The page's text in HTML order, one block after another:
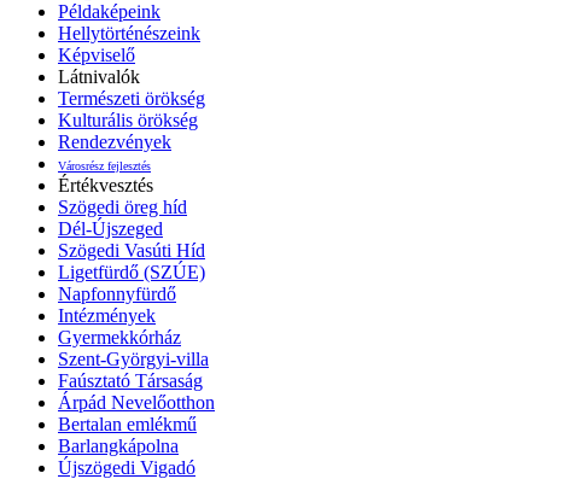
Példaképeink
Hellytörténészeink
Képviselő
Látnivalók
Természeti örökség
Kulturális örökség
Rendezvények
Városrész fejlesztés
Értékvesztés
Szögedi öreg híd
Dél-Újszeged
Szögedi Vasúti Híd
Ligetfürdő (SZÚE)
Napfonnyfürdő
Intézmények
Gyermekkórház
Szent-Györgyi-villa
Faúsztató Társaság
Árpád Nevelőotthon
Bertalan emlékmű
Barlangkápolna
Újszögedi Vigadó